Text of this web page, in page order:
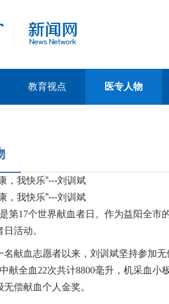
教育视点 医专人物
，我快乐”---刘训斌
，我快乐”---刘训斌
第17个世界献血者日。作为益阳全
活动。
名献血志愿者以来，刘训斌坚持参加
献全血22次共计8800毫升，机采血
偿献血个人金奖。